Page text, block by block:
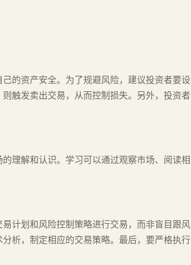
的资产安全。为了规避风险，建议投资者要设
触发卖出交易，从而控制损失。另外，投资者
理解和认识。学习可以通过观察市场、阅读相
计划和风险控制策略进行交易，而非盲目跟风
析，制定相应的交易策略。最后，要严格执行